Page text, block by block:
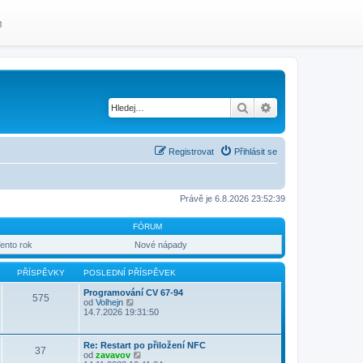
Hledat
Přihlásit se
Registrovat
Právě je 6.8.2026 23:52:39
FÓRUM
rok Nové nápady
PŘÍSPĚVKY POSLEDNÍ PŘÍSPĚVEK
575
Programování CV 67-94
od Volhejn
o
z
i
14.7.2026 19:31:50
37
Re: Restart po přiložení NFC
od zavavov